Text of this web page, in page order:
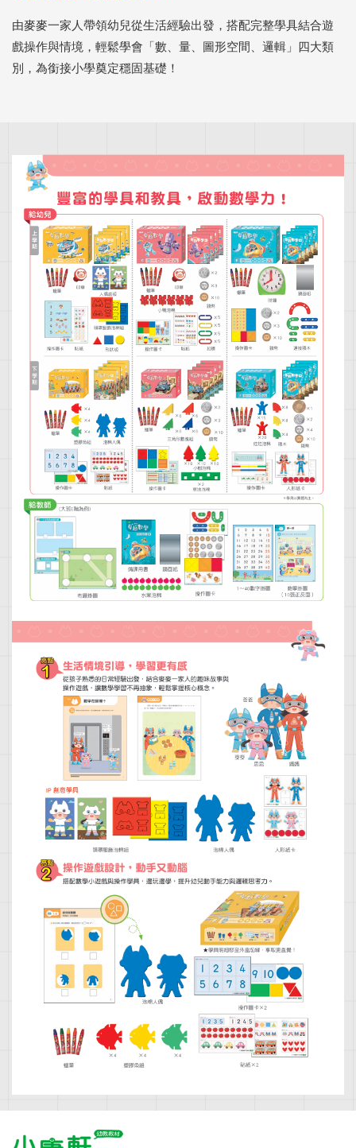
由麥麥一家人帶領幼兒從生活經驗出發，搭配完整學具結合遊
戲操作與情境，輕鬆學會「數、量、圖形空間、邏輯」四大類
別，為銜接小學奠定穩固基礎！